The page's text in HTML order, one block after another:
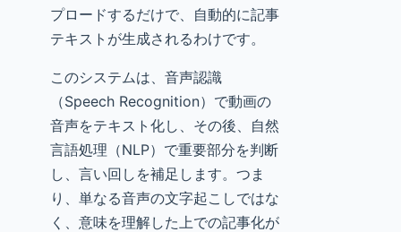
プロードするだけで、自動的に記事
テキストが生成されるわけです。
このシステムは、音声認識
（Speech Recognition）で動画の
音声をテキスト化し、その後、自然
言語処理（NLP）で重要部分を判断
し、言い回しを補足します。つま
り、単なる音声の文字起こしではな
く、意味を理解した上での記事化が